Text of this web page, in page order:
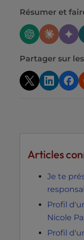
Résumer et
Partager sur
Articles
Je te
Profil
Nicole
Profil